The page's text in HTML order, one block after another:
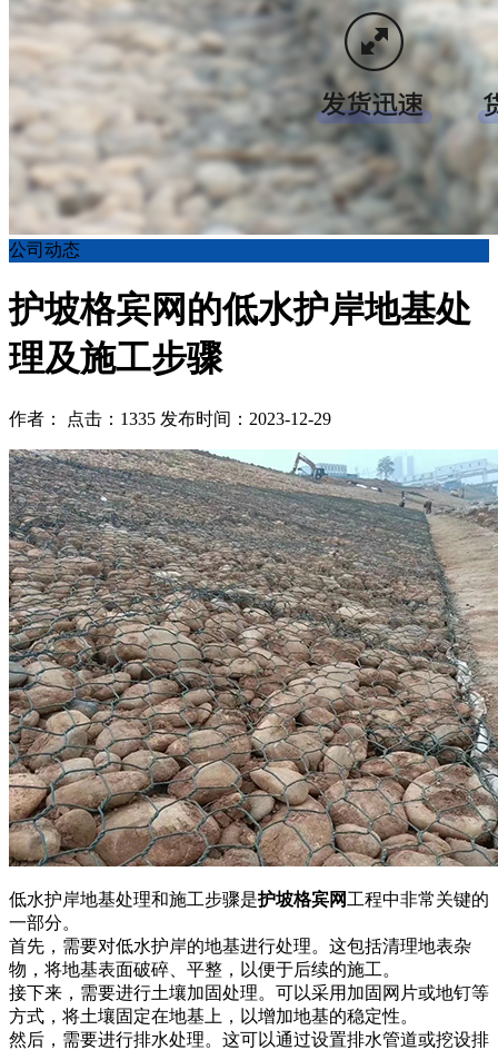
公司动态
护坡格宾网的低水护岸地基处
理及施工步骤
作者： 点击：1335 发布时间：2023-12-29
低水护岸地基处理和施工步骤是护坡格宾网工程中非常关键的
一部分。
首先，需要对低水护岸的地基进行处理。这包括清理地表杂
物，将地基表面破碎、平整，以便于后续的施工。
接下来，需要进行土壤加固处理。可以采用加固网片或地钉等
方式，将土壤固定在地基上，以增加地基的稳定性。
然后，需要进行排水处理。这可以通过设置排水管道或挖设排